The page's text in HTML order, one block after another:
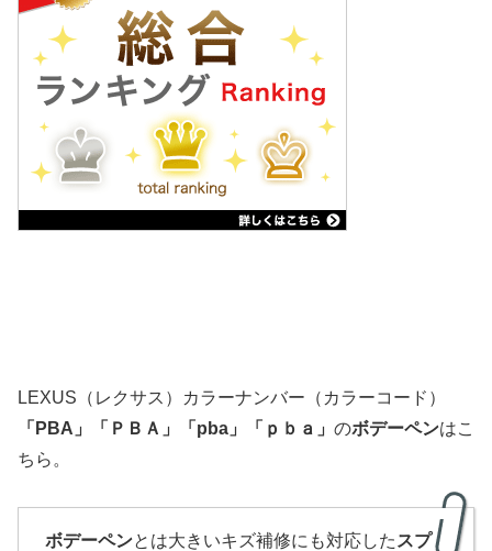
LEXUS（レクサス）カラーナンバー（カラーコード）
「 PBA 」 「ＰＢＡ」 「pba」「ｐｂａ」 のボデーペンはこ
ちら。
ボデーペンとは大きいキズ補修にも対応した スプ